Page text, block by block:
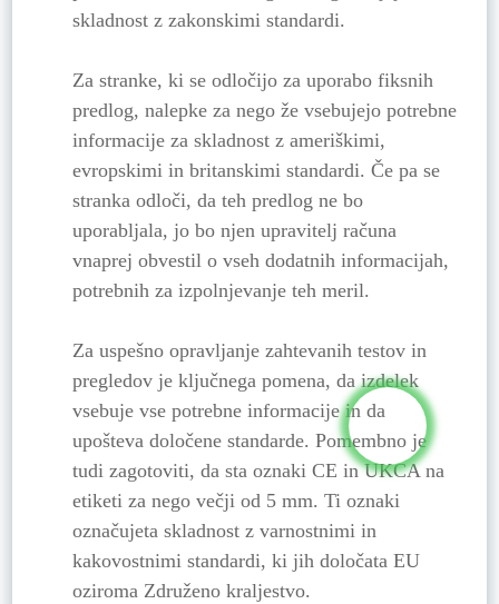
skladnost z zakonskimi standardi.
Za stranke, ki se odločijo za uporabo fiksnih
predlog, nalepke za nego že vsebujejo potrebne
informacije za skladnost z ameriškimi,
evropskimi in britanskimi standardi. Če pa se
stranka odloči, da teh predlog ne bo
uporabljala, jo bo njen upravitelj računa
vnaprej obvestil o vseh dodatnih informacijah,
potrebnih za izpolnjevanje teh meril.
Za uspešno opravljanje zahtevanih testov in
pregledov je ključnega pomena, da izdelek
vsebuje vse potrebne informacije in da
upošteva določene standarde. Pomembno je
tudi zagotoviti, da sta oznaki CE in UKCA na
etiketi za nego večji od 5 mm. Ti oznaki
označujeta skladnost z varnostnimi in
kakovostnimi standardi, ki jih določata EU
oziroma Združeno kraljestvo.